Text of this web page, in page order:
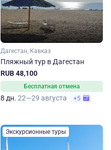
Дагестан, Кавказ
Пляжный тур в Дагестан
RUB 48,100
Бесплатная отмена
8 дн. 22—29 августа +5
Экскурсионные туры